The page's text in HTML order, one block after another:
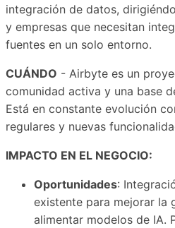
integración de datos,
y empresas que necesitan
fuentes en un solo entorno.
CUÁNDO - Airbyte es un
comunidad activa y una base
Está en constante evolución
regulares y nuevas
IMPACTO EN EL NEGOCIO:
Oportunidades:
existente para mejorar la
alimentar modelos de IA.